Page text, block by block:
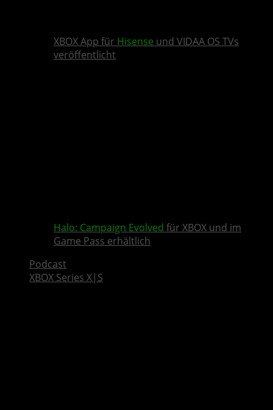
XBOX App für Hisense und VIDAA OS TVs
veröffentlicht
Halo: Campaign Evolved für XBOX und im
Game Pass erhältlich
Podcast
XBOX Series X|S